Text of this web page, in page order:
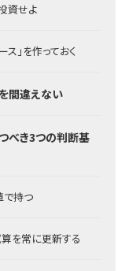
資せよ
」を作っておく
間違えない
べき3つの判断基
で持つ
算を常に更新する